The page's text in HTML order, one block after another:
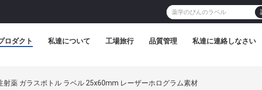
ロダクト 私達について 工場旅行 品質管理 私達に連絡しなさい
射薬 ガラスボトル ラベル 25x60mm レーザーホログラム素材